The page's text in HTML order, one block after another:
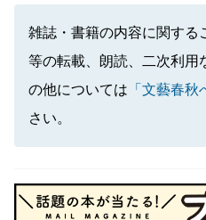
雑誌・書籍の内容に関する
等の転載、朗読、二次利用
の他については 「文藝春秋
さい。